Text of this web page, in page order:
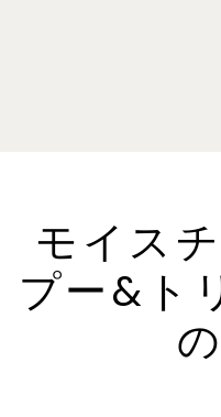
モイス
プー&ト